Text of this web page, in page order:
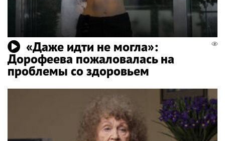
«Даже идти не могла»:
Дорофеева пожаловалась на
проблемы со здоровьем